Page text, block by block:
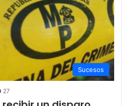
Sucesos
27